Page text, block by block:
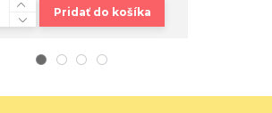
Pridať do košíka